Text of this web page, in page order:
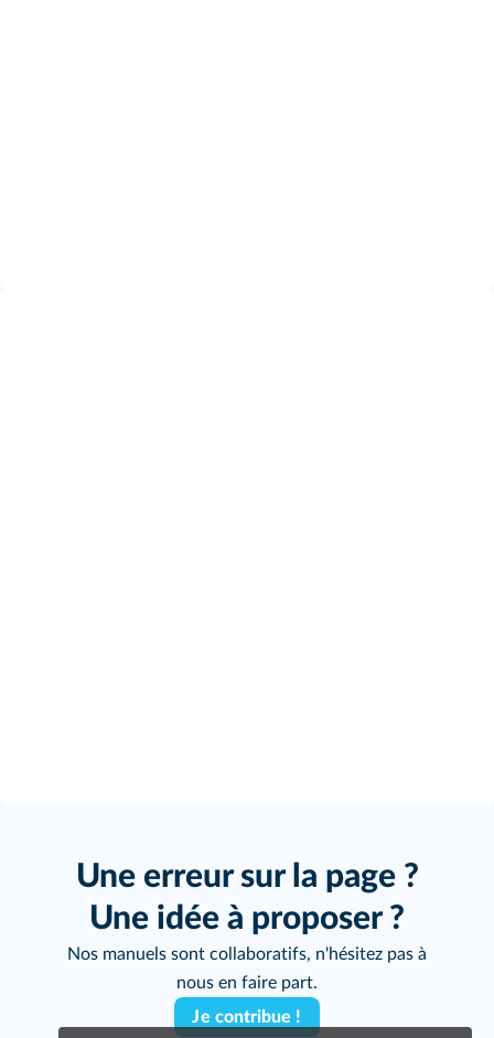
Une erreur sur la page ?
Une idée à proposer ?
Nos manuels sont collaboratifs, n'hésitez pas à
nous en faire part.
Je contribue !